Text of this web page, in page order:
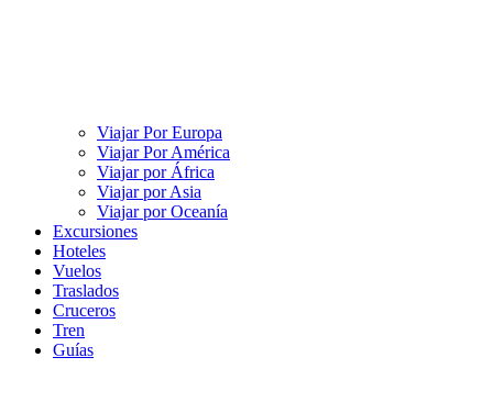
Viajar Por Europa
Viajar Por América
Viajar por África
Viajar por Asia
Viajar por Oceanía
Excursiones
Hoteles
Vuelos
Traslados
Cruceros
Tren
Guías